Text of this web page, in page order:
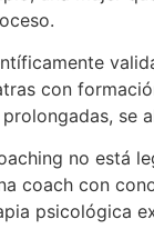
con
no está
coach con
psicológica